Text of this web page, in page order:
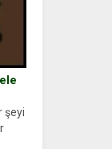
şeyi